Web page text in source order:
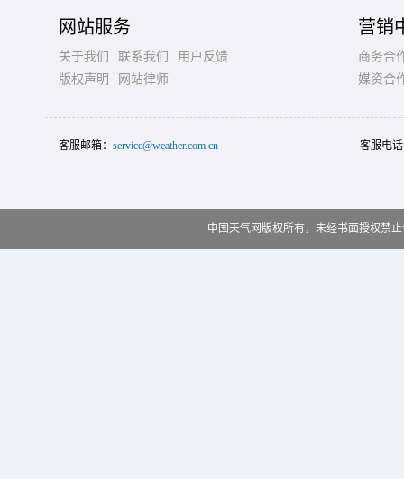
网站服务
关于我们 联系我们
用户反馈
版权声明
网站律师
营销
商务合
媒资合
客服邮箱： service@weather.com.cn 客服电
中国天气网版权所有，未经书面授权